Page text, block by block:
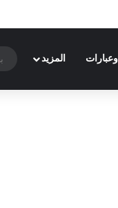
المزيد